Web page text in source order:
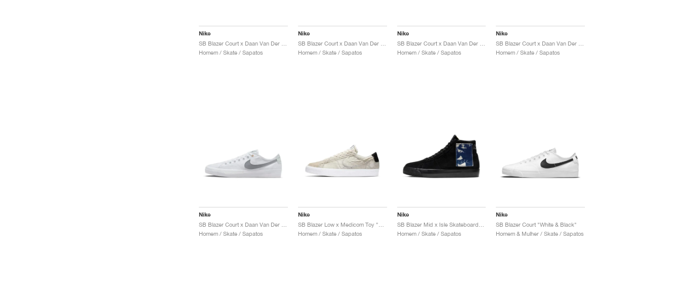
Nike
Homem / Skate / Sapatos
Nike
Homem / Skate / Sapatos
Nike
Homem / Skate / Sapatos
Nike
Homem / Skate / Sapatos
Nike
Homem / Skate / Sapatos
Nike
Homem / Skate / Sapatos
Nike
Homem / Skate / Sapatos
Nike
SB Blazer Court "White & Black"
Homem & Mulher / Skate / Sapatos